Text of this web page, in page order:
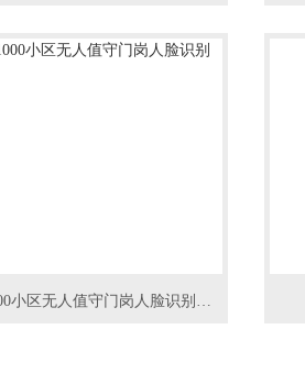
IPW-AB1000小区无人值守门岗人脸识别门禁